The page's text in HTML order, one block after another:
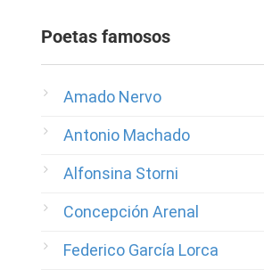
Poetas famosos
Amado Nervo
Antonio Machado
Alfonsina Storni
Concepción Arenal
Federico García Lorca